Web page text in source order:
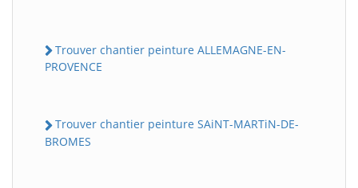
Trouver chantier peinture ALLEMAGNE-EN-
PROVENCE
Trouver chantier peinture SAiNT-MARTiN-DE-
BROMES